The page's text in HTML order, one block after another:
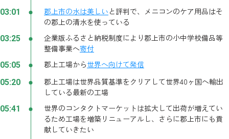
03:01 郡上市の水は美しい と評判で、メニコンのケア用品はそ
の郡上の清水を使っている
03:25
企業版ふるさと納税制度により郡上市の小中学校備品等
整備事業へ寄付
05:05 郡上工場から世界へ向けて発信
05:20
郡上工場は世界品質基準をクリアして世界40ヶ国へ輸出
している最新の工場
05:41
世界のコンタクトマーケットは拡大して出荷が増えてい
るため工場を増築リニューアルし、さらに郡上市にも貢
献していきたい